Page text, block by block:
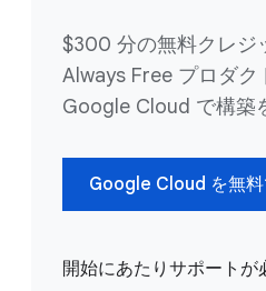
$300 分の無料クレジ
Always Free プロダク
Google Cloud で構築
Google Cloud を無
開始にあたりサポートが